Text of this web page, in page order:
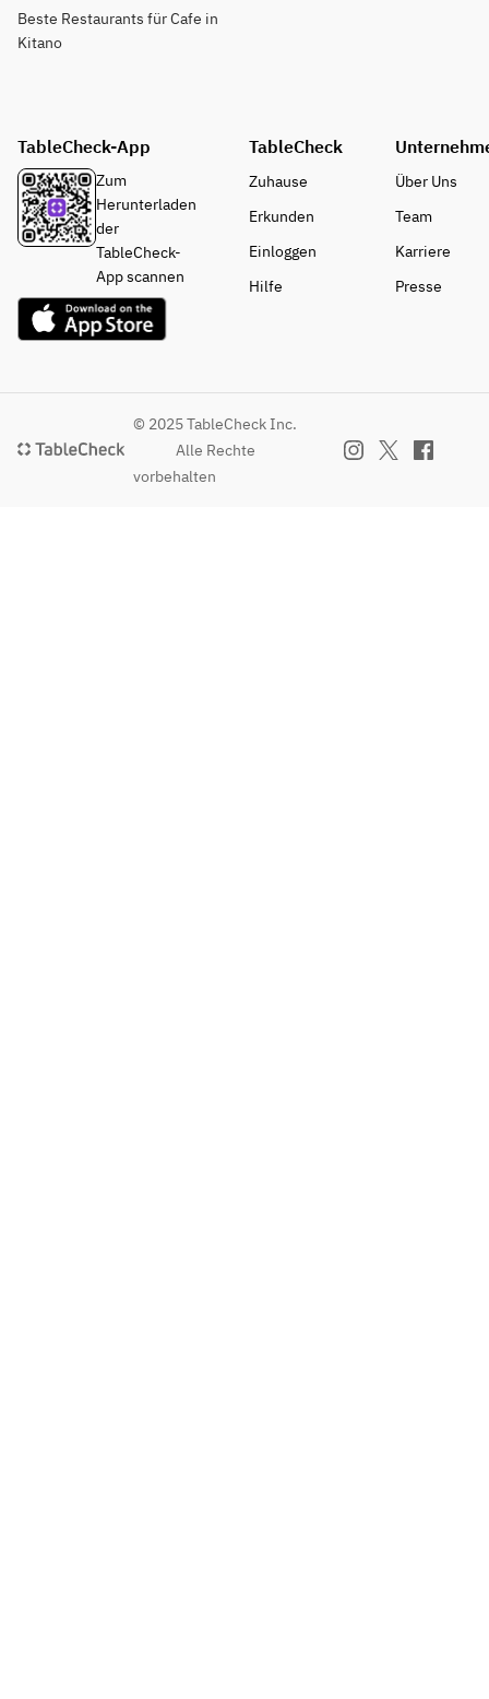
Beste Restaurants für Cafe in
Kitano
TableCheck-App
Zum
Herunterladen
der
TableCheck-
App scannen
TableCheck
Zuhause
Erkunden
Einloggen
Hilfe
Über Uns
Team
Karriere
Presse
© 2025 TableCheck Inc.
Alle Rechte
vorbehalten